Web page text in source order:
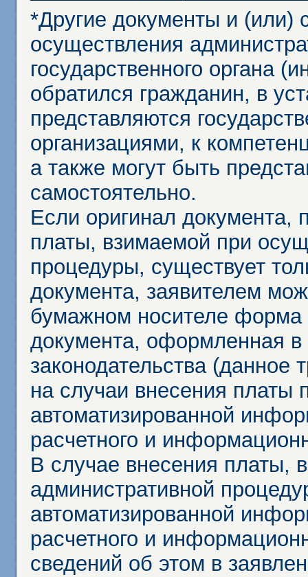
*Другие документы и (или)
осуществления
государственного органа
обратился гражданин, в
представляются
организациями, к
а также могут быть
самостоятельно.
Если оригинал документа,
платы, взимаемой при
процедуры, существует
документа, заявителем
бумажном носителе форма
документа, оформленная в
законодательства (данное
на случаи внесения платы
автоматизированной
расчетного и
В случае внесения платы,
административной
автоматизированной
расчетного и
сведений об этом в